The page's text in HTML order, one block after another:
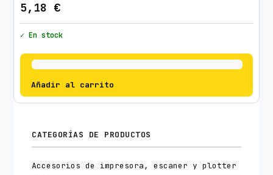
5,18 €
✓ En stock
Añadir al carrito
CATEGORÍAS DE PRODUCTOS
Accesorios de impresora, escaner y plotter